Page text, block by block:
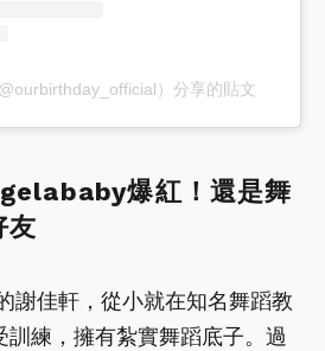
）分享的貼文
爆紅！還是舞
友
謝佳軒，從小就在知名舞蹈教
練，擁有紮實舞蹈底子。過